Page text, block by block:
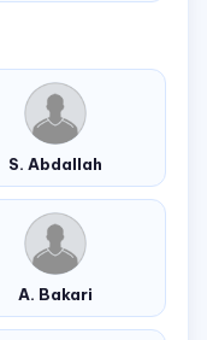
S. Abdallah
A. Bakari